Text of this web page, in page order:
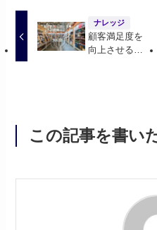
ナレッジ
顧客満足度を
向上させるオ
この記事を書い